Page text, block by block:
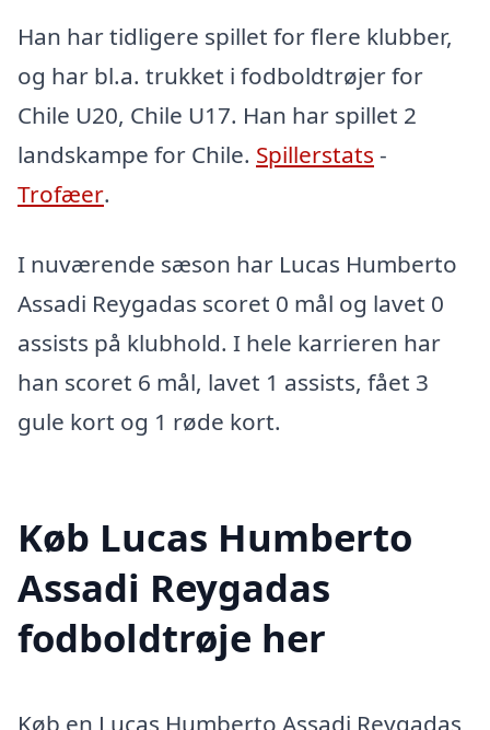
Han har tidligere spillet for flere klubber,
og har bl.a. trukket i fodboldtrøjer for
Chile U20, Chile U17. Han har spillet 2
landskampe for Chile. Spillerstats -
Trofæer.
I nuværende sæson har Lucas Humberto
Assadi Reygadas scoret 0 mål og lavet 0
assists på klubhold. I hele karrieren har
han scoret 6 mål, lavet 1 assists, fået 3
gule kort og 1 røde kort.
Køb Lucas Humberto
Assadi Reygadas
fodboldtrøje her
Køb en Lucas Humberto Assadi Reygadas